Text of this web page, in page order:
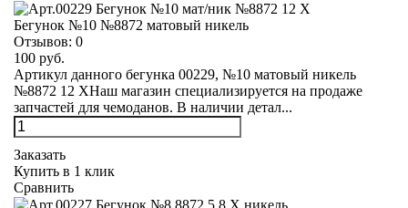
Бегунок №10 №8872 матовый никель
Отзывов: 0
100 руб.
Артикул данного бегунка 00229, №10 матовый никель
№8872 12 XНаш магазин специализируется на продаже
запчастей для чемоданов. В наличии детал...
Заказать
Купить в 1 клик
Сравнить